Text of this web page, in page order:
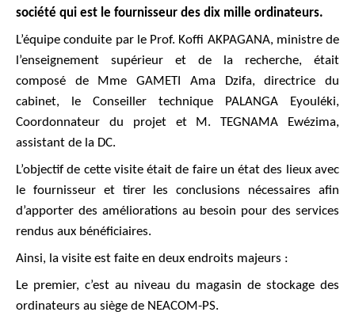
société qui est le fournisseur des dix mille ordinateurs.
L’équipe conduite par le Prof. Koffi AKPAGANA, ministre de
l’enseignement supérieur et de la recherche, était
composé de Mme GAMETI Ama Dzifa, directrice du
cabinet, le Conseiller technique PALANGA Eyouléki,
Coordonnateur du projet et M. TEGNAMA Ewézima,
assistant de la DC.
L’objectif de cette visite était de faire un état des lieux avec
le fournisseur et tirer les conclusions nécessaires afin
d’apporter des améliorations au besoin pour des services
rendus aux bénéficiaires.
Ainsi, la visite est faite en deux endroits majeurs :
Le premier, c’est au niveau du magasin de stockage des
ordinateurs au siège de NEACOM-PS.